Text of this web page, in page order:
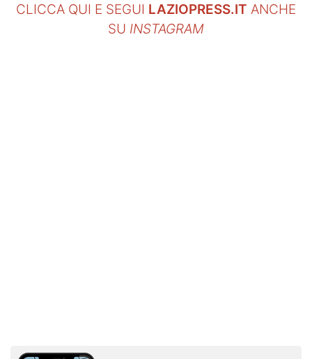
CLICCA QUI E SEGUI LAZIOPRESS.IT ANCHE
SU INSTAGRAM